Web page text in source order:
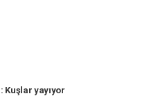
Kuşlar yayıyor